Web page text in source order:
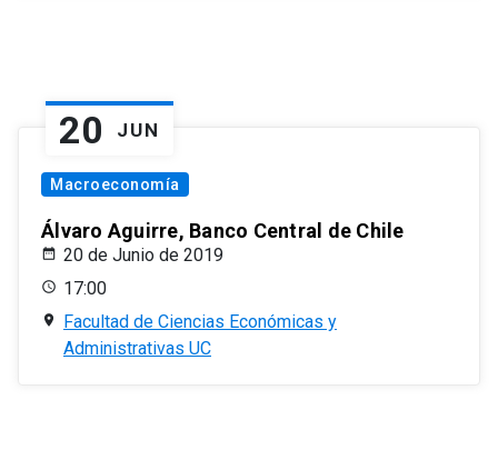
20 JUN
Macroeconomía
Álvaro Aguirre, Banco Central de Chile
20 de Junio de 2019
17:00
Facultad de Ciencias Económicas y
Administrativas UC